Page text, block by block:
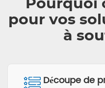
Pourquoi
pour vos
à
Découpe de